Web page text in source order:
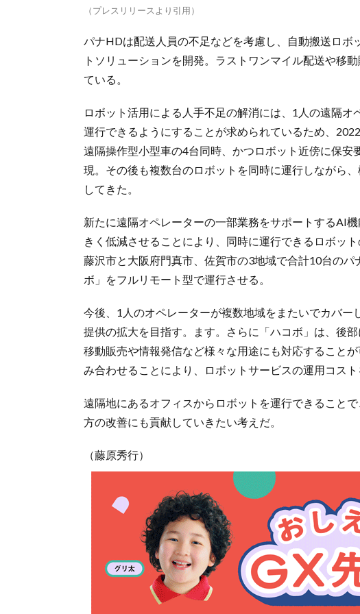
（プレスリリースより引用）
パナHDは配送人員の不足などを考慮し、自動搬送ロボ
トソリューションを開発。ラストワンマイル配送や移
ている。
ロボット活用による人手不足の解消には、1人の遠隔
運行できるようにすることが求められているため、
遠隔操作型小型車の4台同時、かつロボット近傍に保
現。その後も複数台のロボットを同時に運行しながら
してきた。
新たに遠隔オペレーターの一部業務をサポートするAI
きく低減させることにより、同時に運行できるロボッ
藤沢市と大阪府門真市、佐賀市の3地域で合計10台の
ボ」をフルリモート型で運行させる。
今後、1人のオペレーターが複数地域をまたいでカバ
提供の拡大を目指す。ます。さらに「ハコボ」は、後
移動販売や情報発信など様々な用途にも対応すること
み合わせることにより、ロボットサービスの運用コスト
遠隔地にあるオフィスからロボットを運行できること
方の改善にも貢献していきたい考えだ。
（藤原秀行）